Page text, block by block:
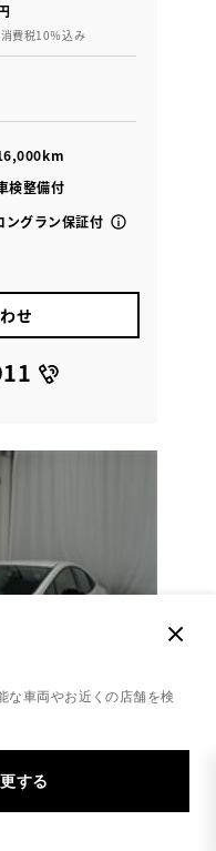
な車両やお近くの店舗を検
費税10％込み
検整備付
ングラン保証付
せ